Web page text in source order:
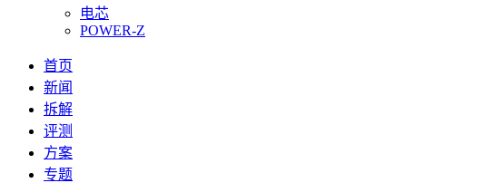
电芯
POWER-Z
首页
新闻
拆解
评测
方案
专题